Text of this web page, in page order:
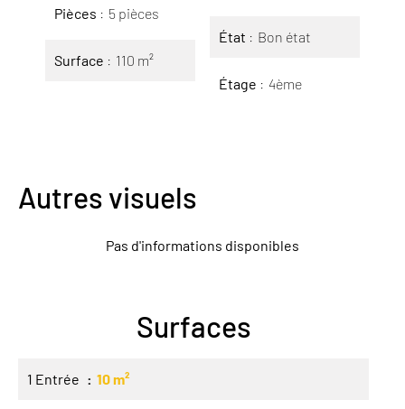
Pièces 5 pièces
Surface 110 m²
État Bon état
Étage 4ème
Autres visuels
Pas d'informations disponibles
Surfaces
1 Entrée 10 m²